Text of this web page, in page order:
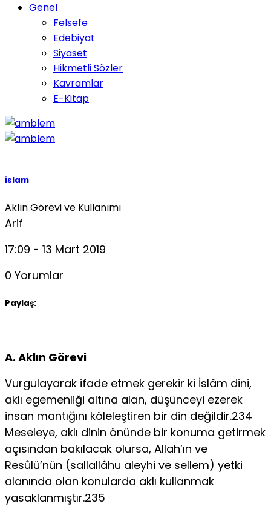
Genel
Felsefe
Edebiyat
Siyaset
Hikmetli Sözler
Kavramlar
E-Kitap
İslam
Aklın Görevi ve Kullanımı
Arif
17:09 - 13 Mart 2019
0 Yorumlar
Paylaş:
A. Aklın Görevi
Vurgulayarak ifade etmek gerekir ki İslâm dini,
aklı egemenliği altına alan, düşünceyi ezerek
insan mantığını köleleştiren bir din değildir.234
Meseleye, aklı dinin önünde bir konuma getirmek
açısından bakılacak olursa, Allah’ın ve
Resûlü’nün (sallallâhu aleyhi ve sellem) yetki
alanında olan konularda aklı kullanmak
yasaklanmıştır.235